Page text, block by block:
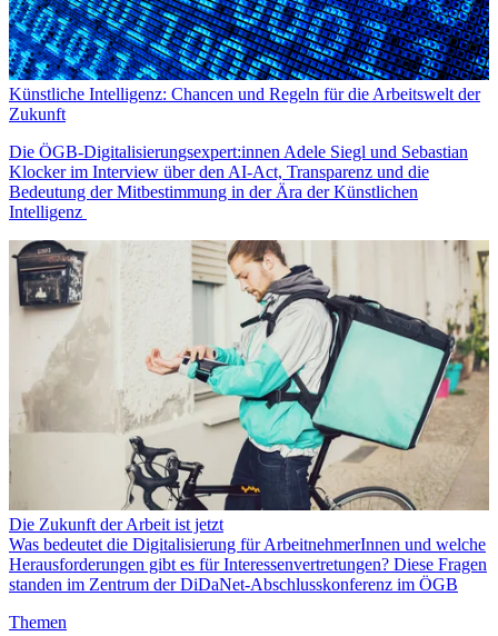
Künstliche Intelligenz: Chancen und Regeln für die Arbeitswelt der
Zukunft
Die ÖGB-Digitalisierungsexpert:innen Adele Siegl und Sebastian
Klocker im Interview über den AI-Act, Transparenz und die
Bedeutung der Mitbestimmung in der Ära der Künstlichen
Intelligenz
Die Zukunft der Arbeit ist jetzt
Was bedeutet die Digitalisierung für ArbeitnehmerInnen und welche
Herausforderungen gibt es für Interessenvertretungen? Diese Fragen
standen im Zentrum der DiDaNet-Abschlusskonferenz im ÖGB
Themen